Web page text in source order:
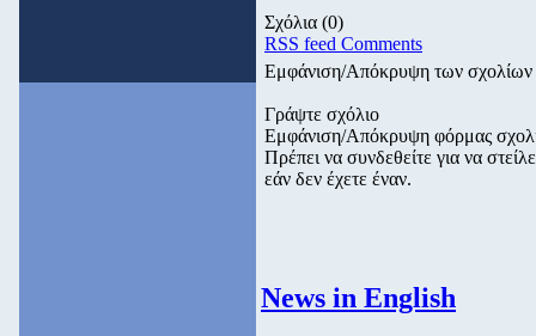
Σχόλια (0)
RSS feed Comments
Εμφάνιση/Απόκρυψη των σχολίων
Γράψτε σχόλιο
Εμφάνιση/Απόκρυψη φόρμας
Πρέπει να συνδεθείτε για να
εάν δεν έχετε έναν.
News in English